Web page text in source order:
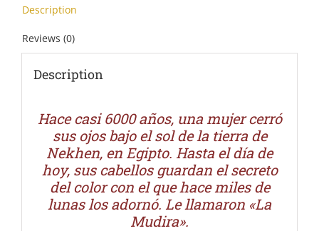
Description
Reviews (0)
Description
Hace casi 6000 años, una mujer cerró
sus ojos bajo el sol de la tierra de
Nekhen, en Egipto. Hasta el día de
hoy, sus cabellos guardan el secreto
del color con el que hace miles de
lunas los adornó. Le llamaron «La
Mudira».